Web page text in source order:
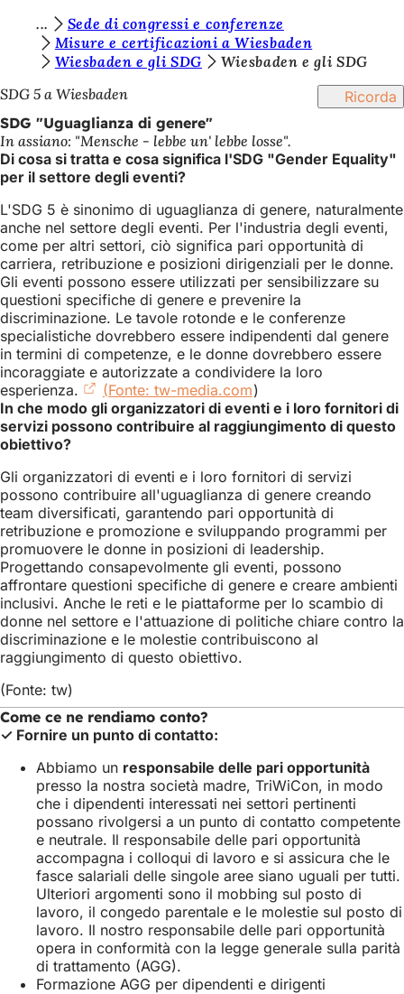
Vai al contenuto
e
t
e
q
i
:
Sede di congressi e conferenze
Misure e certificazioni a Wiesbaden
Wiesbaden e gli SDG
Wiesbaden e gli SDG
SDG 5 a Wiesbaden
Ricorda
SDG "Uguaglianza di genere"
In assiano: "Mensche - lebbe un' lebbe losse".
Di cosa si tratta e cosa significa l'SDG "Gender Equality"
per il settore degli eventi?
L'SDG 5 è sinonimo di uguaglianza di genere, naturalmente
anche nel settore degli eventi. Per l'industria degli eventi,
come per altri settori, ciò significa pari opportunità di
carriera, retribuzione e posizioni dirigenziali per le donne.
Gli eventi possono essere utilizzati per sensibilizzare su
questioni specifiche di genere e prevenire la
discriminazione. Le tavole rotonde e le conferenze
specialistiche dovrebbero essere indipendenti dal genere
in termini di competenze, e le donne dovrebbero essere
incoraggiate e autorizzate a condividere la loro
esperienza.
(Fonte: tw-media.com(Si
apre
in
scheda)
)
In che modo gli organizzatori di eventi e i loro fornitori di
servizi possono contribuire al raggiungimento di questo
obiettivo?
Gli organizzatori di eventi e i loro fornitori di servizi
possono contribuire all'uguaglianza di genere creando
team diversificati, garantendo pari opportunità di
retribuzione e promozione e sviluppando programmi per
promuovere le donne in posizioni di leadership.
Progettando consapevolmente gli eventi, possono
affrontare questioni specifiche di genere e creare ambienti
inclusivi. Anche le reti e le piattaforme per lo scambio di
donne nel settore e l'attuazione di politiche chiare contro la
discriminazione e le molestie contribuiscono al
raggiungimento di questo obiettivo.
(Fonte: tw)
Come ce ne rendiamo conto?
✓ Fornire un punto di contatto:
Abbiamo un responsabile delle pari opportunità
presso la nostra società madre, TriWiCon, in modo
che i dipendenti interessati nei settori pertinenti
possano rivolgersi a un punto di contatto competente
e neutrale. Il responsabile delle pari opportunità
accompagna i colloqui di lavoro e si assicura che le
fasce salariali delle singole aree siano uguali per tutti.
Ulteriori argomenti sono il mobbing sul posto di
lavoro, il congedo parentale e le molestie sul posto di
lavoro. Il nostro responsabile delle pari opportunità
opera in conformità con la legge generale sulla parità
di trattamento (AGG).
Formazione AGG per dipendenti e dirigenti